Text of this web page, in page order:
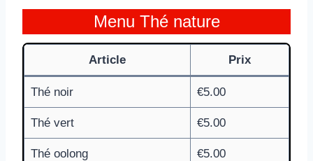
Menu Thé nature
Article Prix
Thé noir €5.00
Thé vert €5.00
Thé oolong €5.00